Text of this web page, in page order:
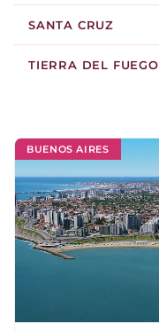
SANTA CRUZ
TIERRA DEL FUEGO
BUENOS AIRES